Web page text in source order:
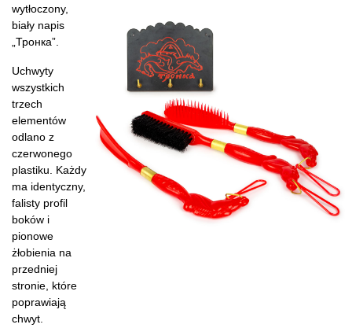
wytłoczony,
biały napis
„Тронка”.
Uchwyty
wszystkich
trzech
elementów
odlano z
czerwonego
plastiku. Każdy
ma identyczny,
falisty profil
boków i
pionowe
żłobienia na
przedniej
stronie, które
poprawiają
chwyt.